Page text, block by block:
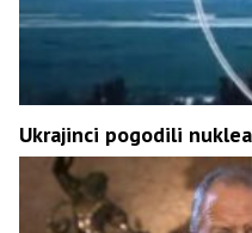
Ukrajinci pogodili